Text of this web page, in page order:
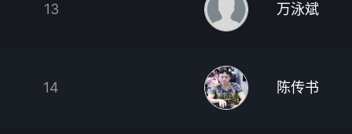
13 万泳斌
14 陈传书